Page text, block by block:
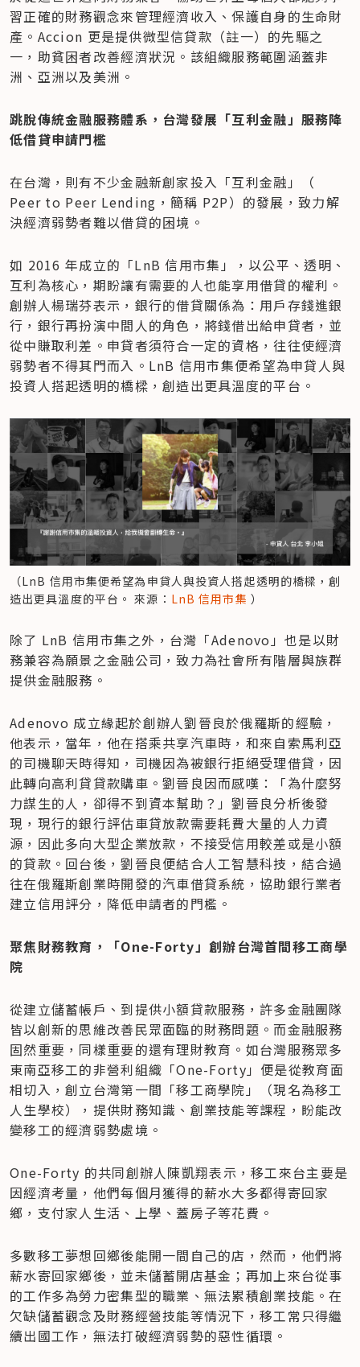
習正確的財務觀念來管理經濟收入、保護自身的生命財
產。Accion 更是提供微型信貸款（註一）的先驅之
一，助貧困者改善經濟狀況。該組織服務範圍涵蓋非
洲、亞洲以及美洲。
跳脫傳統金融服務體系，台灣發展「互利金融」服務降
低借貸申請門檻
在台灣，則有不少金融新創家投入「互利金融」（
Peer to Peer Lending，簡稱 P2P）的發展，致力解
決經濟弱勢者難以借貸的困境。
如 2016 年成立的「LnB 信用市集」，以公平、透明、
互利為核心，期盼讓有需要的人也能享用借貸的權利。
創辦人楊瑞芬表示，銀行的借貸關係為：用戶存錢進銀
行，銀行再扮演中間人的角色，將錢借出給申貸者，並
從中賺取利差。申貸者須符合一定的資格，往往使經濟
弱勢者不得其門而入。LnB 信用市集便希望為申貸人與
投資人搭起透明的橋樑，創造出更具溫度的平台。
（LnB 信用市集便希望為申貸人與投資人搭起透明的橋樑，創
造出更具溫度的平台。 來源： LnB 信用市集 ）
除了 LnB 信用市集之外，台灣「Adenovo」也是以財
務兼容為願景之金融公司，致力為社會所有階層與族群
提供金融服務。
Adenovo 成立緣起於創辦人劉晉良於俄羅斯的經驗，
他表示，當年，他在搭乘共享汽車時，和來自索馬利亞
的司機聊天時得知，司機因為被銀行拒絕受理借貸，因
此轉向高利貸貸款購車。劉晉良因而感嘆：「為什麼努
力謀生的人，卻得不到資本幫助？」劉晉良分析後發
現，現行的銀行評估車貸放款需要耗費大量的人力資
源，因此多向大型企業放款，不接受信用較差或是小額
的貸款。回台後，劉晉良便結合人工智慧科技，結合過
往在俄羅斯創業時開發的汽車借貸系統，協助銀行業者
建立信用評分，降低申請者的門檻。
聚焦財務教育，「One-Forty」創辦台灣首間移工商學
院
從建立儲蓄帳戶、到提供小額貸款服務，許多金融團隊
皆以創新的思維改善民眾面臨的財務問題。而金融服務
固然重要，同樣重要的還有理財教育。如台灣服務眾多
東南亞移工的非營利組織「One-Forty」便是從教育面
相切入，創立台灣第一間「移工商學院」（現名為移工
人生學校），提供財務知識、創業技能等課程，盼能改
變移工的經濟弱勢處境。
One-Forty 的共同創辦人陳凱翔表示，移工來台主要是
因經濟考量，他們每個月獲得的薪水大多都得寄回家
鄉，支付家人生活、上學、蓋房子等花費。
多數移工夢想回鄉後能開一間自己的店，然而，他們將
薪水寄回家鄉後，並未儲蓄開店基金；再加上來台從事
的工作多為勞力密集型的職業、無法累積創業技能。在
欠缺儲蓄觀念及財務經營技能等情況下，移工常只得繼
續出國工作，無法打破經濟弱勢的惡性循環。